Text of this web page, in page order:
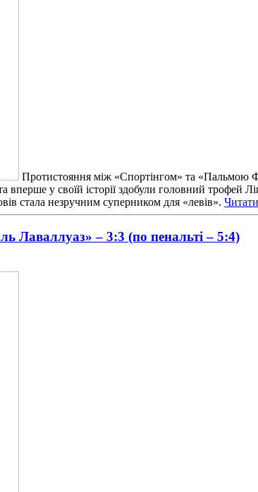
Протистояння між «Спортінгом» та «Пальмою
вперше у своїй історії здобули головний
стала незручним суперником для «левів».
Лаваллуаз» – 3:3 (по пенальті – 5:4)